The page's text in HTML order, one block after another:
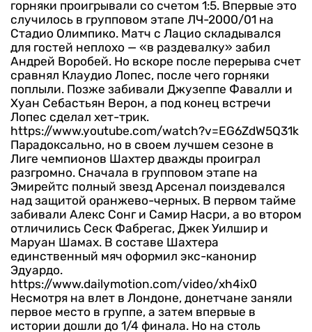
горняки проигрывали со счетом 1:5. Впервые это
случилось в групповом этапе ЛЧ-2000/01 на
Стадио Олимпико. Матч с Лацио складывался
для гостей неплохо — «в раздевалку» забил
Андрей Воробей. Но вскоре после перерыва счет
сравнял Клаудио Лопес, после чего горняки
поплыли. Позже забивали Джузеппе Фавалли и
Хуан Себастьян Верон, а под конец встречи
Лопес сделал хет-трик.
https://www.youtube.com/watch?v=EG6ZdW5Q31k
Парадоксально, но в своем лучшем сезоне в
Лиге чемпионов Шахтер дважды проиграл
разгромно. Сначала в групповом этапе на
Эмирейтс полный звезд Арсенал поиздевался
над защитой оранжево-черных. В первом тайме
забивали Алекс Сонг и Самир Насри, а во втором
отличились Сеск Фабрегас, Джек Уилшир и
Маруан Шамах. В составе Шахтера
единственный мяч оформил экс-канонир
Эдуардо.
https://www.dailymotion.com/video/xh4ix0
Несмотря на влет в Лондоне, донетчане заняли
первое место в группе, а затем впервые в
истории дошли до 1/4 финала. Но на столь